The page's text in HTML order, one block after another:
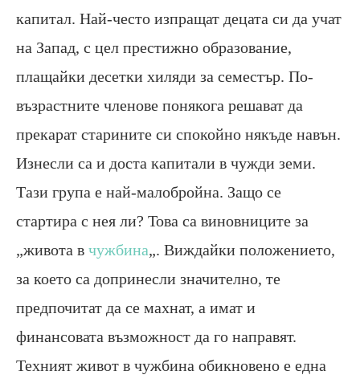
капитал. Най-често изпращат децата си да учат
на Запад, с цел престижно образование,
плащайки десетки хиляди за семестър. По-
възрастните членове понякога решават да
прекарат старините си спокойно някъде навън.
Изнесли са и доста капитали в чужди земи.
Тази група е най-малобройна. Защо се
стартира с нея ли? Това са виновниците за
„живота в чужбина„. Виждайки положението,
за което са допринесли значително, те
предпочитат да се махнат, а имат и
финансовата възможност да го направят.
Техният живот в чужбина обикновено е една